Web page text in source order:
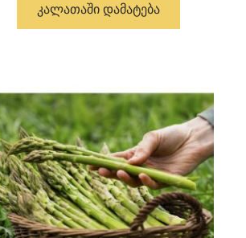
ᲙᲐᲚᲐᲗᲐᲨᲘ ᲓᲐᲛᲐᲢᲔᲑᲐ